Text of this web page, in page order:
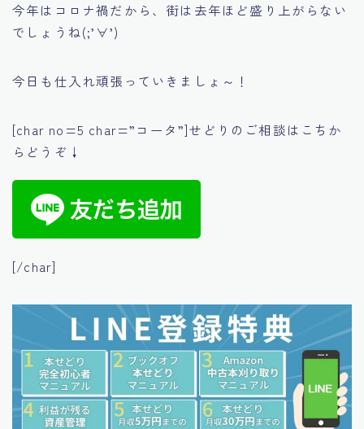
今年はコロナ禍だから、街は去年ほど盛り上がらない
でしょうね(;’∀’)
今日も仕入れ頑張っていきましょ～！
[char no=5 char=”コータ”]せどりのご相談はこちか
らどうぞ↓
[/char]